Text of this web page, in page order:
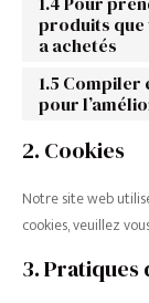
produits que
a achetés
1.5
pour
2. Cookies
Notre site web
cookies, veuillez
3.